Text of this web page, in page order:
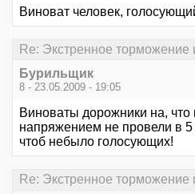
Виноват человек,
Re: Экстренное торможение
Бурильщик
8 - 23.05.2009 - 19:05
Виноваты дорожники на, что
напряжением не провели в
чтоб небыло голосующих!
Re: Экстренное торможение